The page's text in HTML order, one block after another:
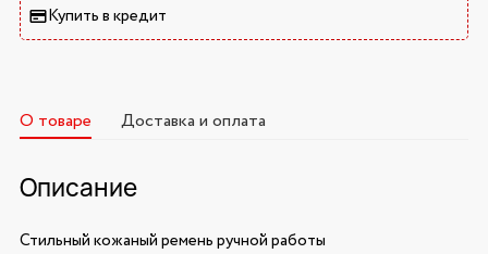
Купить в кредит
О товаре Доставка и оплата
Описание
Стильный кожаный ремень ручной работы